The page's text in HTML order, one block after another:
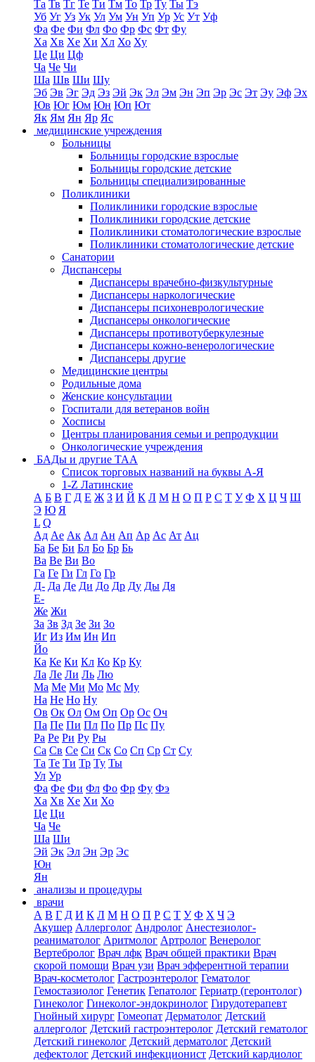
Та Тв Тг Те Ти Тм То Тр Ту Ты Тэ
Уб Уг Уз Ук Ул Ум Ун Уп Ур Ус Ут Уф
Фа Фе Фи Фл Фо Фр Фс Фт Фу
Ха Хв Хе Хи Хл Хо Ху
Це Ци Цф
Ча Че Чи
Ша Шв Ши Шу
Эб Эв Эг Эд Эз Эй Эк Эл Эм Эн Эп Эр Эс Эт Эу Эф Эх
Юв Юг Юм Юн Юп Ют
Як Ям Ян Яр Яс
медицинские учреждения
Больницы
Больницы городские взрослые
Больницы городские детские
Больницы специализированные
Поликлиники
Поликлиники городские взрослые
Поликлиники городские детские
Поликлиники стоматологические взрослые
Поликлиники стоматологические детские
Санатории
Диспансеры
Диспансеры врачебно-физкультурные
Диспансеры наркологические
Диспансеры психоневрологические
Диспансеры онкологические
Диспансеры противотуберкулезные
Диспансеры кожно-венерологические
Диспансеры другие
Медицинские центры
Родильные дома
Женские консультации
Госпитали для ветеранов войн
Хосписы
Центры планирования семьи и репродукции
Онкологические учреждения
БАДы и другие ТАА
Список торговых названий на буквы А-Я
1-Z Латинские
А Б В Г Д Е Ж З И Й К Л М Н О П Р С Т У Ф Х Ц Ч Ш
Э Ю Я
L Q
Ад Ае Ак Ал Ан Ап Ар Ас Ат Ац
Ба Бе Би Бл Бо Бр Бь
Ва Ве Ви Во
Га Ге Ги Гл Го Гр
Д- Да Де Ди До Др Ду Ды Дя
Е-
Же Жи
За Зв Зд Зе Зи Зо
Иг Из Им Ин Ип
Йо
Ка Ке Ки Кл Ко Кр Ку
Ла Ле Ли Ль Лю
Ма Ме Ми Мо Мс Му
На Не Но Ну
Ов Ок Ол Ом Оп Ор Ос Оч
Па Пе Пи Пл По Пр Пс Пу
Ра Ре Ри Ру Ры
Са Св Се Си Ск Со Сп Ср Ст Су
Та Те Ти Тр Ту Ты
Ул Ур
Фа Фе Фи Фл Фо Фр Фу Фэ
Ха Хв Хе Хи Хо
Це Ци
Ча Че
Ша Ши
Эй Эк Эл Эн Эр Эс
Юн
Ян
анализы и процедуры
врачи
А В Г Д И К Л М Н О П Р С Т У Ф Х Ч Э
Акушер Аллерголог Андролог Анестезиолог-
реаниматолог Аритмолог Артролог Венеролог
Вертебролог Врач лфк Врач общей практики Врач
скорой помощи Врач узи Врач эфферентной терапии
Врач-косметолог Гастроэнтеролог Гематолог
Гемостазиолог Генетик Гепатолог Гериатр (геронтолог)
Гинеколог Гинеколог-эндокринолог Гирудотерапевт
Гнойный хирург Гомеопат Дерматолог Детский
аллерголог Детский гастроэнтеролог Детский гематолог
Детский гинеколог Детский дерматолог Детский
дефектолог Детский инфекционист Детский кардиолог